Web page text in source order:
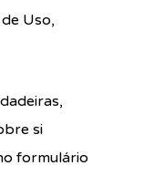
Uso,
si
formulário